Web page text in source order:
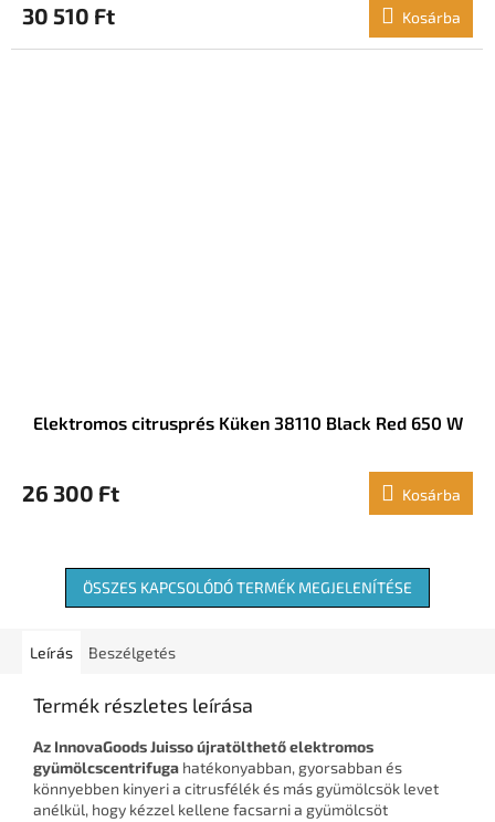
30 510 Ft Kosárba
Elektromos citrusprés Küken 38110 Black Red 650 W
26 300 Ft Kosárba
ÖSSZES KAPCSOLÓDÓ TERMÉK MEGJELENÍTÉSE
Leírás Beszélgetés
Termék részletes leírása
Az InnovaGoods Juisso újratölthető elektromos
gyümölcscentrifuga hatékonyabban, gyorsabban és
könnyebben kinyeri a citrusfélék és más gyümölcsök levet
anélkül, hogy kézzel kellene facsarni a gyümölcsöt